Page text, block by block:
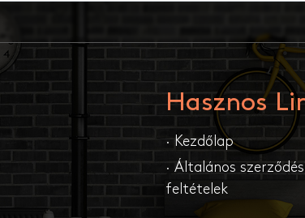
Hasznos
· Kezdőlap
· Általános
feltételek